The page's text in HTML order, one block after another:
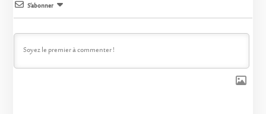
S’abonner